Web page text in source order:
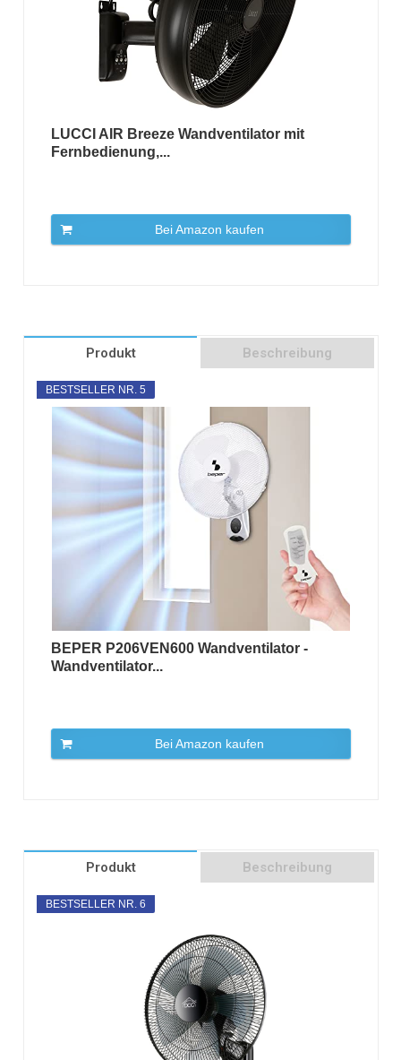
LUCCI AIR Breeze Wandventilator mit
Fernbedienung,...
Bei Amazon kaufen
Produkt Beschreibung
BESTSELLER NR. 5
BEPER P206VEN600 Wandventilator -
Wandventilator...
Bei Amazon kaufen
Produkt Beschreibung
BESTSELLER NR. 6